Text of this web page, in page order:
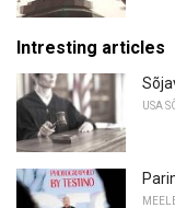
Intresting articles
USA